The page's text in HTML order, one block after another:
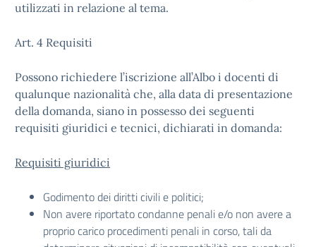
utilizzati in relazione al tema.
Art. 4 Requisiti
Possono richiedere l’iscrizione all’Albo i docenti di
qualunque nazionalità che, alla data di presentazione
della domanda, siano in possesso dei seguenti
requisiti giuridici e tecnici, dichiarati in domanda:
Requisiti giuridici
Godimento dei diritti civili e politici;
Non avere riportato condanne penali e/o non avere a
proprio carico procedimenti penali in corso, tali da